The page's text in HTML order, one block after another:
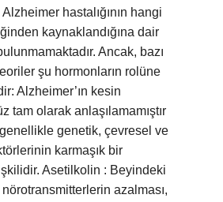
hastalığının hangi
kaynaklandığına dair
Ancak, bazı
şu hormonların rolüne
Alzheimer’ın kesin
tam olarak anlaşılamamıştır
genetik, çevresel ve
karmaşık bir
Asetilkolin : Beyindeki
azalması,